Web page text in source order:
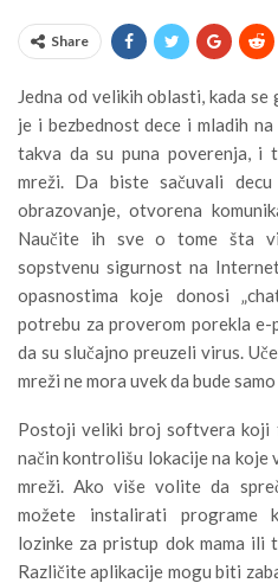
Share
Jedna od velikih oblasti, kada
je i bezbednost dece i mladih
takva da su puna poverenja, i
mreži. Da biste sačuvali
obrazovanje, otvorena
Naučite ih sve o tome šta
sopstvenu sigurnost na
opasnostima koje donosi
potrebu za proverom porekla
da su slučajno preuzeli virus.
mreži ne mora uvek da bude
Postoji veliki broj softvera
način kontrolišu lokacije na koje
mreži. Ako više volite da
možete instalirati programe
lozinke za pristup dok mama ili
Različite aplikacije mogu biti